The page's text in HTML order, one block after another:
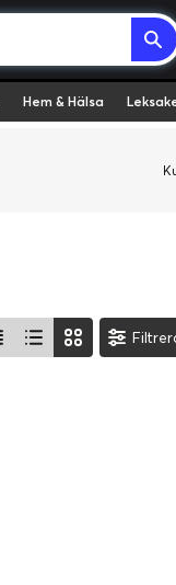
Hem & Hälsa